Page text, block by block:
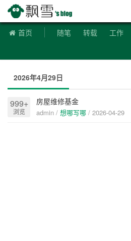
首页 随笔 转载 工作
2026年4月29日
999+
浏览
房屋维修基金
admin / 想哪写哪 / 2026-04-29